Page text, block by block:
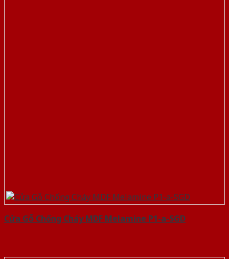
Cửa Gỗ Chống Cháy MDF Melamine P1-a-SGD